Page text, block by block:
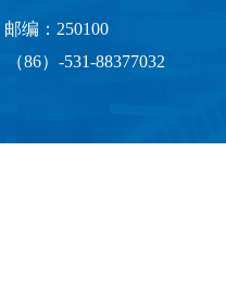
编：250100
86）-531-88377032